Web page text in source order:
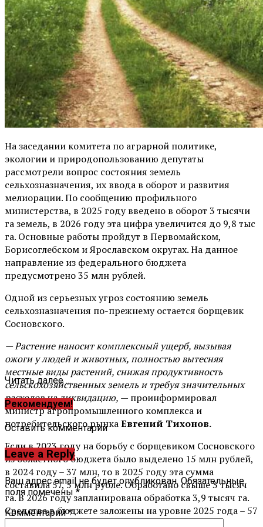
На заседании комитета по аграрной политике,
экологии и природопользованию депутаты
рассмотрели вопрос состояния земель
сельхозназначения, их ввода в оборот и развития
мелиорации. По сообщению профильного
министерства, в 2025 году введено в оборот 3 тысячи
га земель, в 2026 году эта цифра увеличится до 9,8 тыс
га. Основные работы пройдут в Первомайском,
Борисоглебском и Ярославском округах. На данное
направление из федерального бюджета
предусмотрено 35 млн рублей.
Одной из серьезных угроз состоянию земель
сельхозназначения по-прежнему остается борщевик
Сосновского.
— Растение наносит комплексный ущерб, вызывая
ожоги у людей и животных, полностью вытесняя
местные виды растений, снижая продуктивность
сельскохозяйственных земель и требуя значительных
расходов на ликвидацию, — проинформировал
министр агропромышленного комплекса и
потребительского рынкаЕвгений Тихонов.
Если в 2023 году на борьбу с борщевиком Сосновского
из областного бюджета было выделено 15 млн рублей,
в 2024 году – 37 млн, то в 2025 году эта сумма
составила 57, 5 млн рубле. Обработано свыше 3 тысяч
га. В 2026 году запланирована обработка 3,9 тысяч га.
Средства в бюджете заложены на уровне 2025 года – 57
Читать далее ...
Рекомендуем!
Оставить комментарий
Leave a Reply
Ваш адрес email не будет опубликован. Обязательные
поля помечены *
Комментарий*